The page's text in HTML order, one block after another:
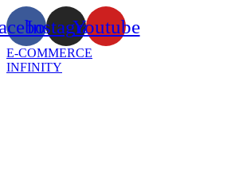
Ir
al
contenido
InstagramYoutube
E-COMMERCE
INFINITY